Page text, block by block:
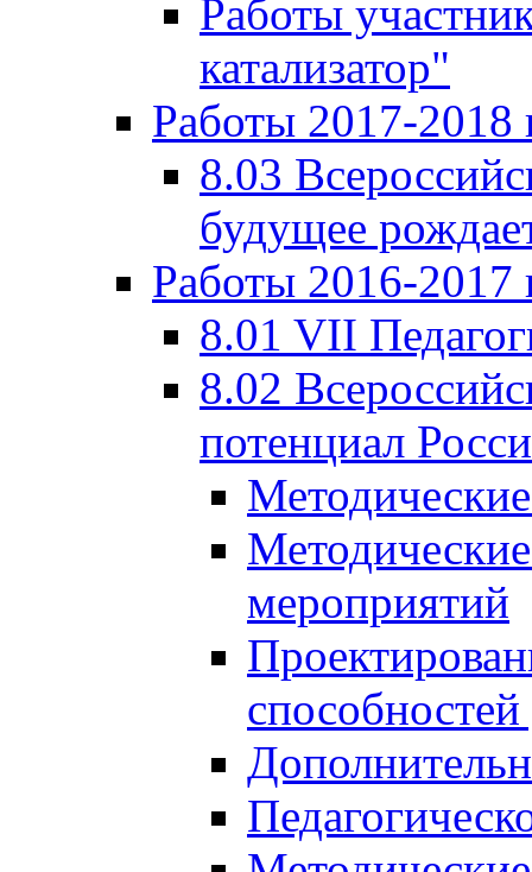
Работы
катализатор"
Работы 2017-2018
8.03
будущее
Работы 2016-2017
8.01 VII
8.02
потенциал
мероприятий